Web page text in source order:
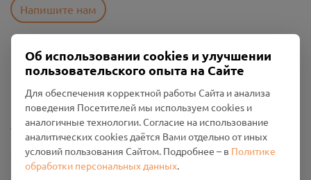
Напишите нам
Пользовательское соглашение
Политика конфиденциальности
Промо-материалы
Настройки cookies
Общество с ограниченной ответственностью «Смоленский
Проект Помним»
Об использовании cookies и улучшении
пользовательского опыта на Сайте
Для обеспечения корректной работы Сайта и анализа
поведения Посетителей мы используем cookies и
аналогичные технологии. Согласие на использование
аналитических cookies даётся Вами отдельно от иных
условий пользования Сайтом. Подробнее – в Политике
обработки персональных данных.